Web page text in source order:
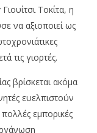
Τοκίτα, η
να αξιοποιεί ως
τις γιορτές.
βρίσκεται ακόμα
ευελπιστούν
εμπορικές